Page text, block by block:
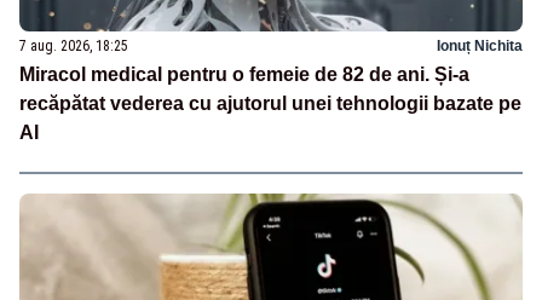
7 aug. 2026, 18:25 Ionuț Nichita
Miracol medical pentru o femeie de 82 de ani. Și-a
recăpătat vederea cu ajutorul unei tehnologii bazate pe
AI